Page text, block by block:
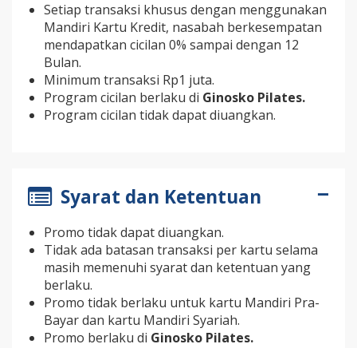
Setiap transaksi khusus dengan menggunakan
Mandiri Kartu Kredit, nasabah berkesempatan
mendapatkan cicilan 0% sampai dengan 12
Bulan.
Minimum transaksi Rp1 juta.
Program cicilan berlaku di Ginosko Pilates.
Program cicilan tidak dapat diuangkan.
Syarat dan Ketentuan
Promo tidak dapat diuangkan.
Tidak ada batasan transaksi per kartu selama
masih memenuhi syarat dan ketentuan yang
berlaku.
Promo tidak berlaku untuk kartu Mandiri Pra-
Bayar dan kartu Mandiri Syariah.
Promo berlaku di Ginosko Pilates.